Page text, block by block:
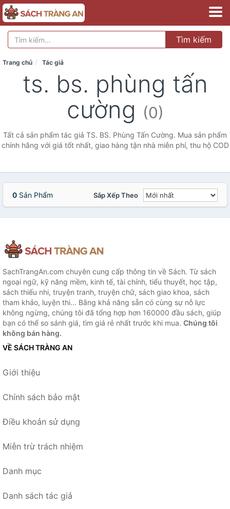
Tìm kiếm
Trang chủ Tác giả
ts. bs. phùng tấn
cường (0)
Tất cả sản phẩm tác giả TS. BS. Phùng Tấn Cường. Mua sản phẩm
chính hãng với giá tốt nhất, giao hàng tận nhà miễn phí, thu hộ COD
0 Sản Phẩm Sắp Xếp Theo
SachTrangAn.com chuyên cung cấp thông tin về Sách. Từ sách
ngoại ngữ, kỹ năng mềm, kinh tế, tài chính, tiểu thuyết, học tập,
sách thiếu nhi, truyện tranh, truyện chữ, sách giao khoa, sách
tham khảo, luyện thi... Bằng khả năng sẵn có cùng sự nỗ lực
không ngừng, chúng tôi đã tổng hợp hơn 160000 đầu sách, giúp
bạn có thể so sánh giá, tìm giá rẻ nhất trước khi mua. Chúng tôi
không bán hàng.
VỀ SÁCH TRÀNG AN
Giới thiệu
Chính sách bảo mật
Điều khoản sử dụng
Miễn trừ trách nhiệm
Danh mục
Danh sách tác giả